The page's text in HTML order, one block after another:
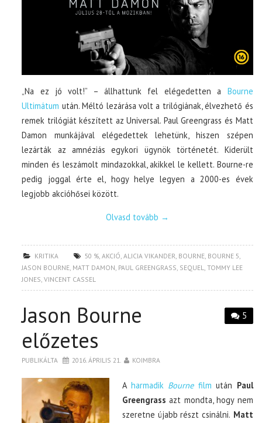
„Na ez jó volt!” – állhattunk fel elégedetten a Bourne
Ultimátum után. Méltó lezárása volt a trilógiának, élvezhető és
remek trilógiát készített az Universal. Paul Greengrass és Matt
Damon munkájával elégedettek lehetünk, hiszen szépen
lezárták az amnéziás egykori ügynök történetét. Kiderült
minden és leszámolt mindazokkal, akikkel le kellett. Bourne-re
pedig joggal érte el, hogy helye legyen a 2000-es évek
legjobb akcióhősei között.
Olvasd tovább →
KRITIKA 50 %,AKCIÓ,ALICIA VIKANDER, BOURNE, BOURNE 5,
JASON BOURNE, MATT DAMON, PAUL GREENGRASS, SEQUEL,TOMMY LEE
JONES,VINCENT CASSEL
5
Jason Bourne
előzetes
PUBLIKÁLTA 2016. ÁPRILIS 21. KOIMBRA
A harmadik Bournefilm után Paul
Greengrass azt mondta, hogy nem
szeretne újabb részt csinálni. Matt